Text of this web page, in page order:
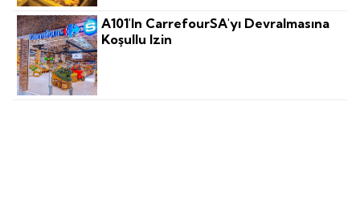
A101'in CarrefourSA'yı Devralmasına
Koşullu Izin